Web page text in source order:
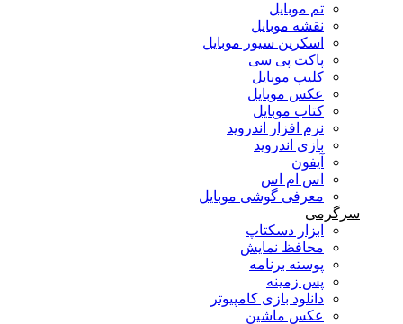
تم موبایل
نقشه موبایل
اسکرین سیور موبایل
پاکت پی سی
کلیپ موبایل
عکس موبایل
کتاب موبایل
نرم افزار اندروید
بازی اندروید
آیفون
اس ام اس
معرفی گوشی موبایل
سرگرمی
ابزار دسکتاپ
محافظ نمایش
پوسته برنامه
پس زمینه
دانلود بازی کامپیوتر
عکس ماشین